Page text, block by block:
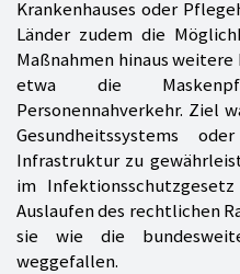
Krankenhauses oder
Länder zudem die
Maßnahmen hinaus
etwa die
Personennahverkehr. Ziel
Gesundheitssystems
Infrastruktur zu
im
Auslaufen des rechtlichen
sie wie die
weggefallen.